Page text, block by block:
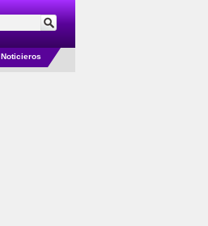
Noticieros